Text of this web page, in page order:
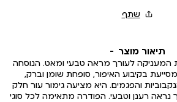
תיאור מוצר
המעניקה לעורך מראה טבעי ומאט. הנוסחה
בקיבוע האיפור, סופחת שומן וברק,
והפגמים. היא מציעה גימור עור חלק
נראה רענן וטבעי. הפודרה מתאימה לכל סוגי